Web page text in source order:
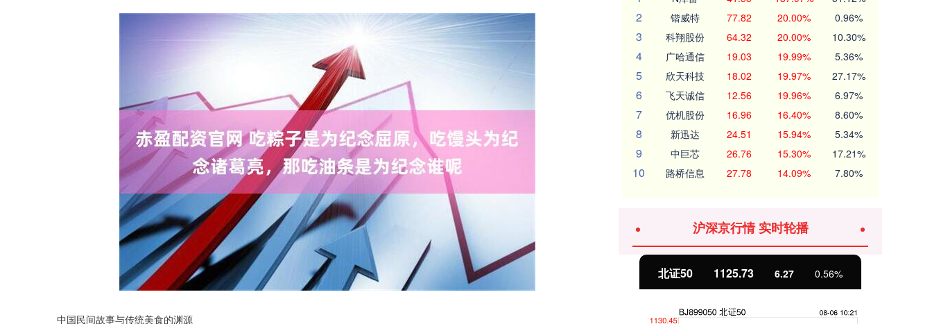
中国民间故事与传统美食的渊源
2 锴威特 77.82 20.00% 0.96%
3 科翔股份 64.32 20.00% 10.30%
4 广哈通信 19.03 19.99% 5.36%
5 欣天科技 18.02 19.97% 27.17%
6 飞天诚信 12.56 19.96% 6.97%
7 优机股份 16.96 16.40% 8.60%
8 新迅达 24.51 15.94% 5.34%
9 中巨芯 26.76 15.30% 17.21%
10 路桥信息 27.78 14.09% 7.80%
沪深京行情 实时轮播
深证成指 14163.23 19.03 0.13% 沪深300 4656.33 北证50 1125.73 6.27 0.56%